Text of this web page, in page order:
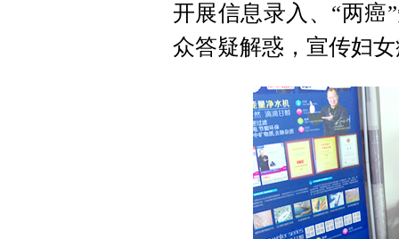
开展信息录入、“两癌
众答疑解惑，宣传妇